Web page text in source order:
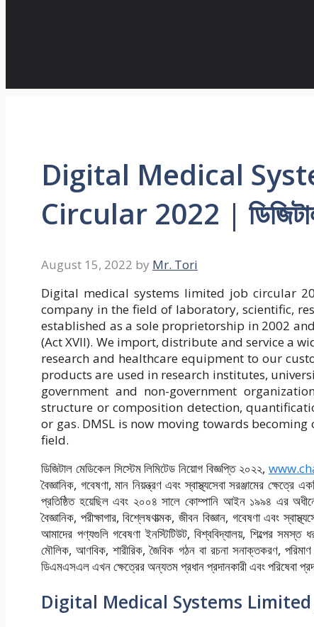
Digital Medical
Circular 2022 |
August 15, 2022 by Mr. Tori
Digital medical systems limited job circular
company in the field of laboratory, scientific,
established as a sole proprietorship in 2002
(Act XVII). We import, distribute and service a
research and healthcare equipment to our
products are used in research institutes,
government and non-government
structure or composition detection,
or gas. DMSL is now moving towards
field.
ডিজিটাল মেডিকেল সিস্টেম লিমিটেড নিয়োগ বিজ্ঞপ্তি ২০২২,
বৈজ্ঞানিক, গবেষণা, মান নিয়ন্ত্রণ এবং স্বাস্থ্যসেবা সরঞ্জামের
প্রতিষ্ঠিত হয়েছিল এবং ২০০৪ সালে কোম্পানি আইন ১৯৯৪ এর
বৈজ্ঞানিক, পরীক্ষাগার, বিশ্লেষণাত্মক, জীবন বিজ্ঞান, গবেষণা এবং
আমাদের পণ্যগুলি গবেষণা ইনস্টিটিউট, বিশ্ববিদ্যালয়, শিল্পের সমস্ত
মৌলিক, আণবিক, শারীরিক, জৈবিক গঠন বা রচনা সনাক্তকরণ,
ডিএমএসএল এখন ক্ষেত্রের অন্যতম প্রধান প্রদানকারী এবং পরিষেবা
Digital Medical Systems